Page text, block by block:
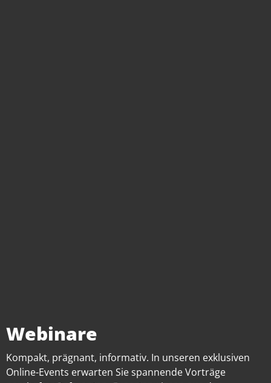
Webinare
Kompakt, prägnant, informativ. In unseren exklusiven
Online-Events erwarten Sie spannende Vorträge